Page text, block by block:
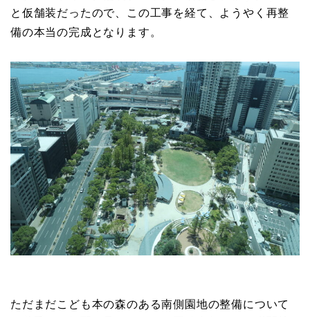
と仮舗装だったので、この工事を経て、ようやく再整
備の本当の完成となります。
ただまだこども本の森のある南側園地の整備について